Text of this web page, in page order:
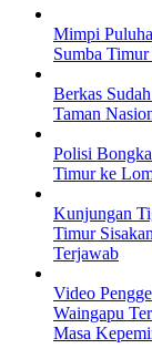
Mimpi
Sumba
Berkas
Taman
Polisi
Timur ke
Kunjungan
Timur
Terjawab
Video
Waingapu
Masa